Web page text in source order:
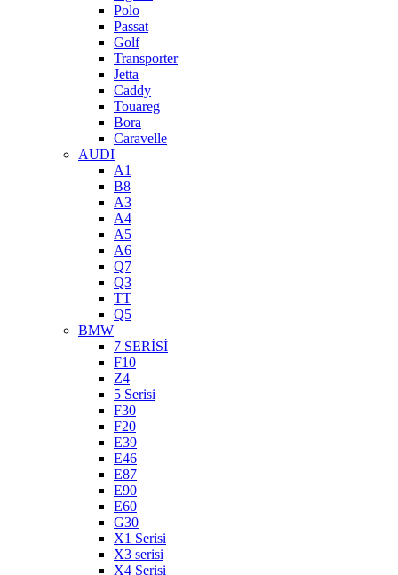
Polo
Passat
Golf
Transporter
Jetta
Caddy
Touareg
Bora
Caravelle
AUDI
A1
B8
A3
A4
A5
A6
Q7
Q3
TT
Q5
BMW
7 SERİSİ
F10
Z4
5 Serisi
F30
F20
E39
E46
E87
E90
E60
G30
X1 Serisi
X3 serisi
X4 Serisi